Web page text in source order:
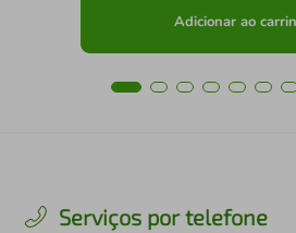
Adicionar ao
Serviços por telefone